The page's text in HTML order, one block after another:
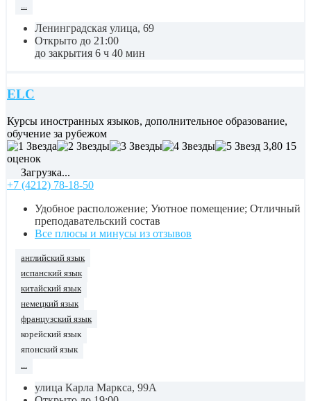
...
Ленинградская улица, 69
Открыто до 21:00
до закрытия 6 ч 40 мин
ELC
Курсы иностранных языков, дополнительное образование,
обучение за рубежом
3,80 15
оценок
Загрузка...
+7 (4212) 78-18-50
Удобное расположение; Уютное помещение; Отличный
преподавательский состав
Все плюсы и минусы из отзывов
английский язык
испанский язык
китайский язык
немецкий язык
французский язык
корейский язык
японский язык
улица Карла Маркса, 99А